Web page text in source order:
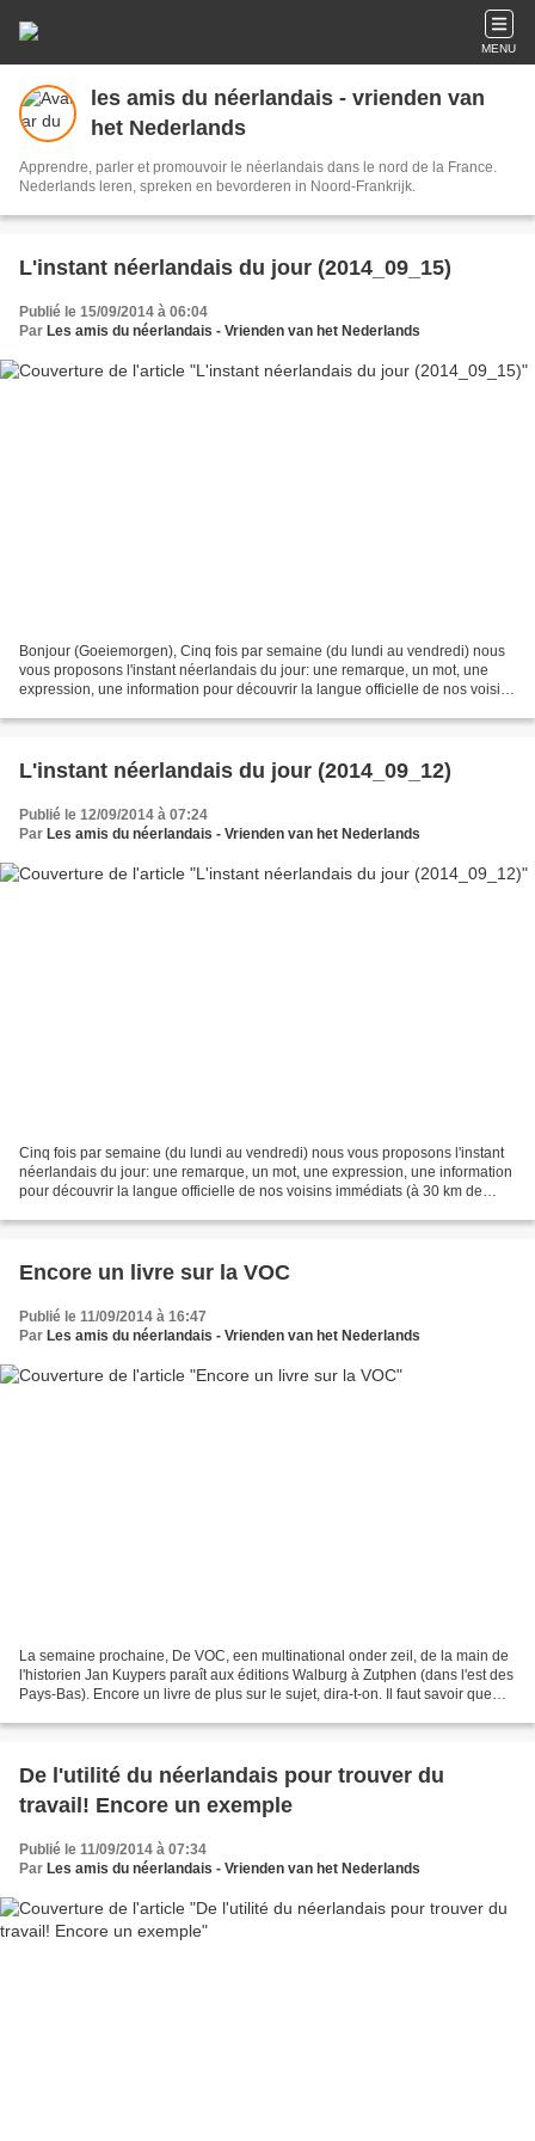
MENU
les amis du néerlandais - vrienden van
het Nederlands
Apprendre, parler et promouvoir le néerlandais dans le nord de la France.
Nederlands leren, spreken en bevorderen in Noord-Frankrijk.
L'instant néerlandais du jour (2014_09_15)
Publié le 15/09/2014 à 06:04
Par Les amis du néerlandais - Vrienden van het Nederlands
Bonjour (Goeiemorgen), Cinq fois par semaine (du lundi au vendredi) nous
vous proposons l'instant néerlandais du jour: une remarque, un mot, une
expression, une information pour découvrir la langue officielle de nos voisins
L'instant néerlandais du jour (2014_09_12)
Publié le 12/09/2014 à 07:24
Par Les amis du néerlandais - Vrienden van het Nederlands
Cinq fois par semaine (du lundi au vendredi) nous vous proposons l'instant
néerlandais du jour: une remarque, un mot, une expression, une information
pour découvrir la langue officielle de nos voisins immédiats (à 30 km de
Encore un livre sur la VOC
Publié le 11/09/2014 à 16:47
Par Les amis du néerlandais - Vrienden van het Nederlands
La semaine prochaine, De VOC, een multinational onder zeil, de la main de
l'historien Jan Kuypers paraît aux éditions Walburg à Zutphen (dans l'est des
Pays-Bas). Encore un livre de plus sur le sujet, dira-t-on. Il faut savoir que
De l'utilité du néerlandais pour trouver du
travail! Encore un exemple
Publié le 11/09/2014 à 07:34
Par Les amis du néerlandais - Vrienden van het Nederlands